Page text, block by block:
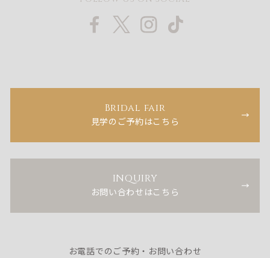
Bridal fair
見学のご予約はこちら
INQUIRY
お問い合わせはこちら
お電話でのご予約・お問い合わせ